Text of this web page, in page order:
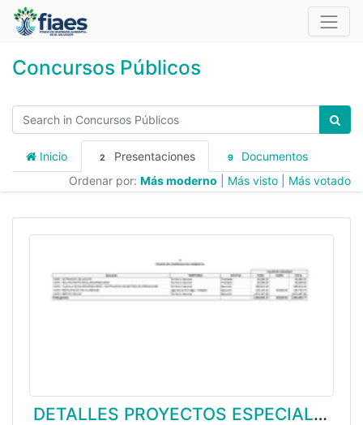
Concursos Públicos
Inicio 2 Presentaciones 9
Documentos
Ordenar por: Más moderno Más visto Más votado
DETALLES PROYECTOS ESPECIALES / CONVOCATORIAS